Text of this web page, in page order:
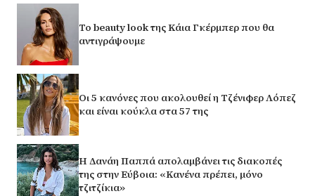
Το beauty look της Κάια Γκέρμπερ που θα
αντιγράψουμε
Οι 5 κανόνες που ακολουθεί η Τζένιφερ Λόπεζ
και είναι κούκλα στα 57 της
Η Δανάη Παππά απολαμβάνει τις διακοπές
της στην Εύβοια: «Κανένα πρέπει, μόνο
τζιτζίκια»